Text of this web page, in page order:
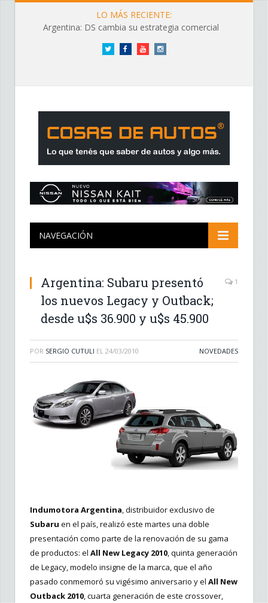
LO MÁS RECIENTE:
Argentina: DS cambia su estrategia comercial
Twitter FacebookYouTubeInstagram
NAVEGACIÓN
Argentina: Subaru presentó
los nuevos Legacy y Outback;
desde u$s 36.900 y u$s 45.900
1
POR SERGIO CUTULI EL 24/03/2010 NOVEDADES
Indumotora Argentina, distribuidor exclusivo de
Subaru en el país, realizó este martes una doble
presentación como parte de la renovación de su gama
de productos: el All New Legacy 2010, quinta generación
de Legacy, modelo insigne de la marca, que el año
pasado conmemoró su vigésimo aniversario y el All New
Outback 2010, cuarta generación de este crossover,